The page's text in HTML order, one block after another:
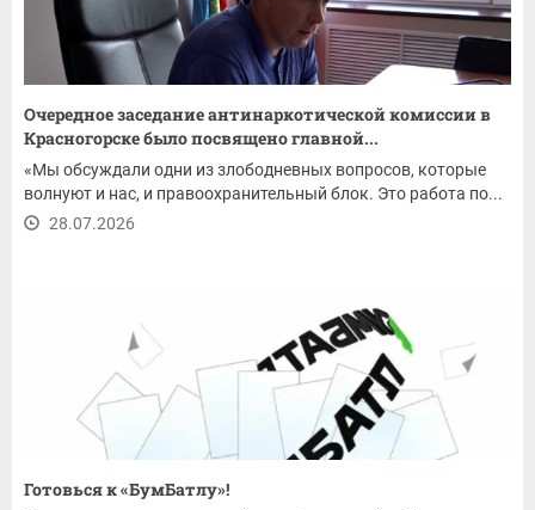
Очередное заседание антинаркотической комиссии в
Красногорске было посвящено главной...
«Мы обсуждали одни из злободневных вопросов, которые
волнуют и нас, и правоохранительный блок. Это работа по...
28.07.2026
Готовься к «БумБатлу»!